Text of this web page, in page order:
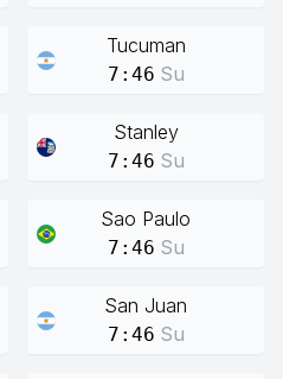
Tucuman
7:46 Su
Stanley
7:46 Su
Sao Paulo
7:46 Su
San Juan
7:46 Su